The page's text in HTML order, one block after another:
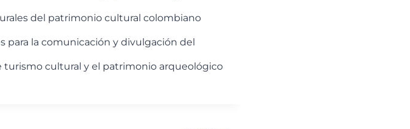
del patrimonio cultural colombiano
para la comunicación y divulgación del
turismo cultural y el patrimonio arqueológico